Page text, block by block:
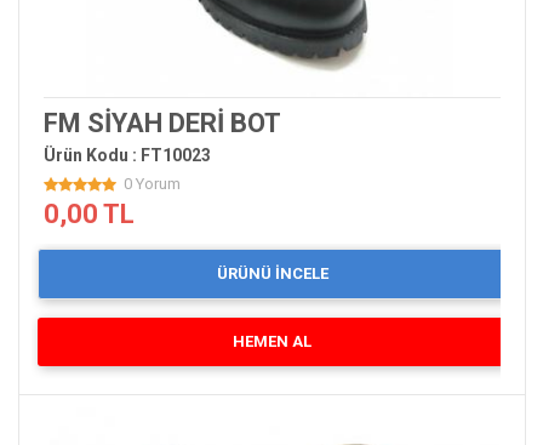
FM SİYAH DERİ BOT
Ürün Kodu : FT10023
0 Yorum
0,00 TL
ÜRÜNÜ İNCELE
HEMEN AL